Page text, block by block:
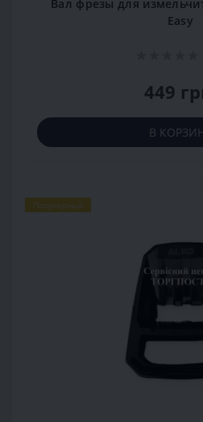
Вал фрезы для
Easy
449
В
Популярный